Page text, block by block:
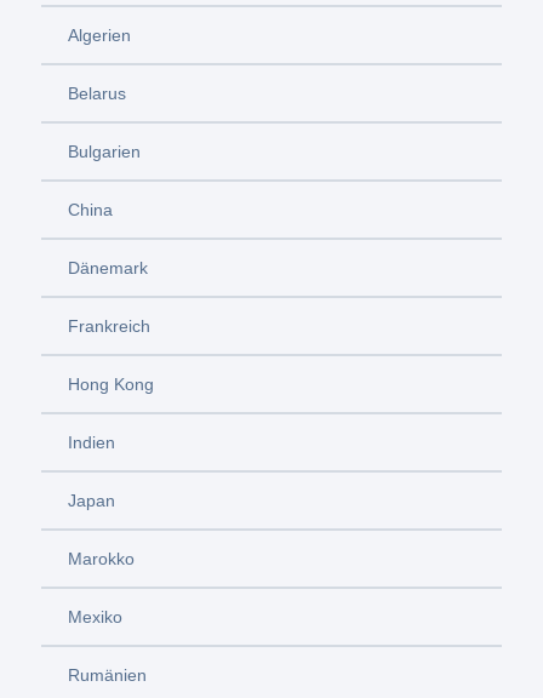
Algerien
Belarus
Bulgarien
China
Dänemark
Frankreich
Hong Kong
Indien
Japan
Marokko
Mexiko
Rumänien